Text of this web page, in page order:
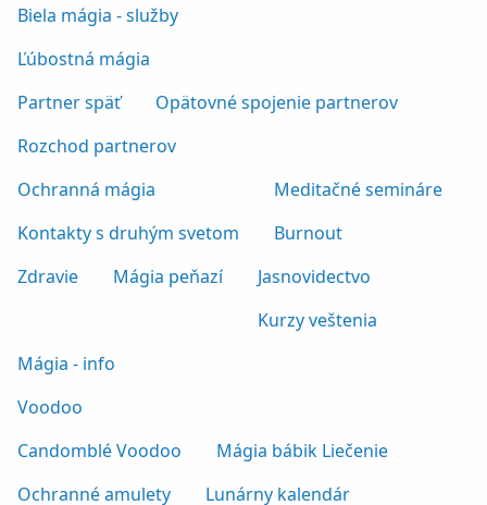
Biela mágia - služby
Ľúbostná mágia
Partner späť
Opätovné spojenie partnerov
Rozchod partnerov
Ochranná mágia
Kontakty s druhým svetom
Meditačné semináre
Burnout
Zdravie
Mágia peňazí
Jasnovidectvo
Kurzy veštenia
Mágia - info
Voodoo
Candomblé Voodoo
Mágia bábik Liečenie
Ochranné amulety
Lunárny kalendár